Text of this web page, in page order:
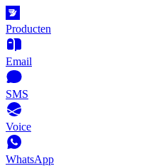
Producten
Email
SMS
Voice
WhatsApp